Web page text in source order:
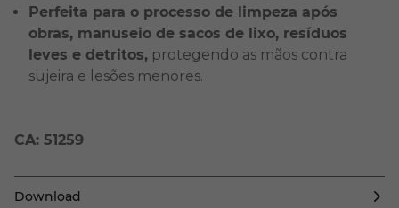
Perfeita para o processo de limpeza após
obras, manuseio de sacos de lixo, resíduos
leves e detritos, protegendo as mãos contra
sujeira e lesões menores.
CA: 51259
Download